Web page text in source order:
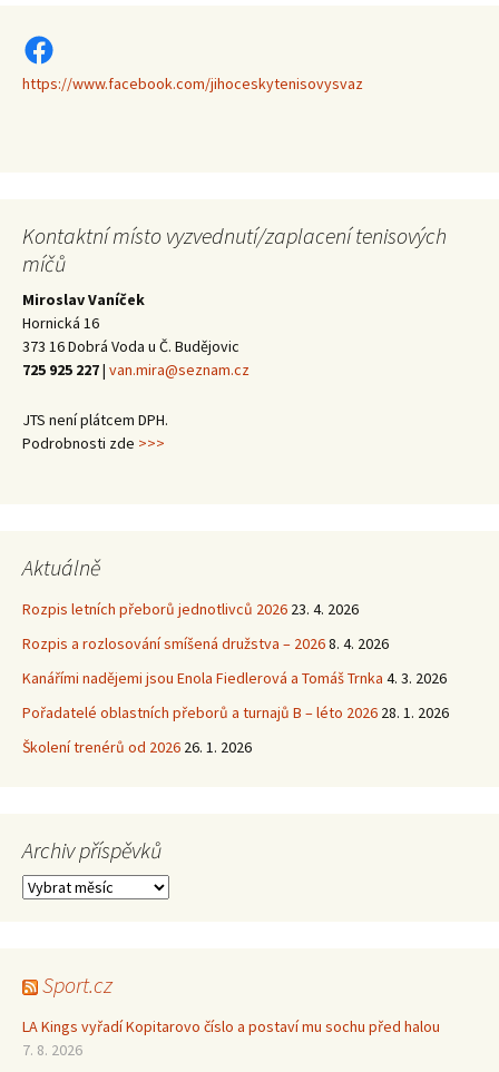
https://www.facebook.com/jihoceskytenisovysvaz
https://www.facebook.com/jihoceskytenisovysvaz
Kontaktní místo vyzvednutí/zaplacení tenisových
míčů
Miroslav Vaníček
Hornická 16
373 16 Dobrá Voda u Č. Budějovic
725 925 227| van.mira@seznam.cz
JTS není plátcem DPH.
Podrobnosti zde >>>
Aktuálně
Rozpis letních přeborů jednotlivců 2026 23. 4. 2026
Rozpis a rozlosování smíšená družstva – 20268. 4. 2026
Kanářími nadějemi jsou Enola Fiedlerová a Tomáš Trnka 4. 3. 2026
Pořadatelé oblastních přeborů a turnajů B – léto 2026 28. 1. 2026
Školení trenérů od 2026 26. 1. 2026
Archiv příspěvků
Archiv
Sport.cz
LA Kings vyřadí Kopitarovo číslo a postaví mu sochu před halou
7. 8. 2026